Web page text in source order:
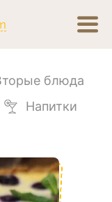
блюда
Напитки